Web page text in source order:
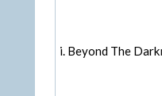
i. Beyond The